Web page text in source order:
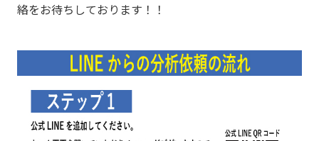
絡をお待ちしております！！